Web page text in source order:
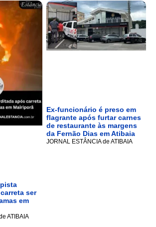
ser
em
ATIBAIA
Ex-funcionário é preso em
flagrante após furtar carnes
de restaurante às margens
da Fernão Dias em Atibaia
JORNAL ESTÂNCIA de ATIBAIA